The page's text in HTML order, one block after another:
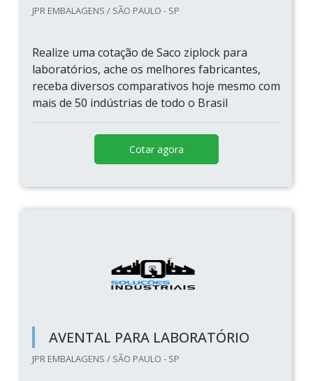
JPR EMBALAGENS / SÃO PAULO - SP
Realize uma cotação de Saco ziplock para
laboratórios, ache os melhores fabricantes,
receba diversos comparativos hoje mesmo com
mais de 50 indústrias de todo o Brasil
Cotar agora
AVENTAL PARA LABORATÓRIO
JPR EMBALAGENS / SÃO PAULO - SP